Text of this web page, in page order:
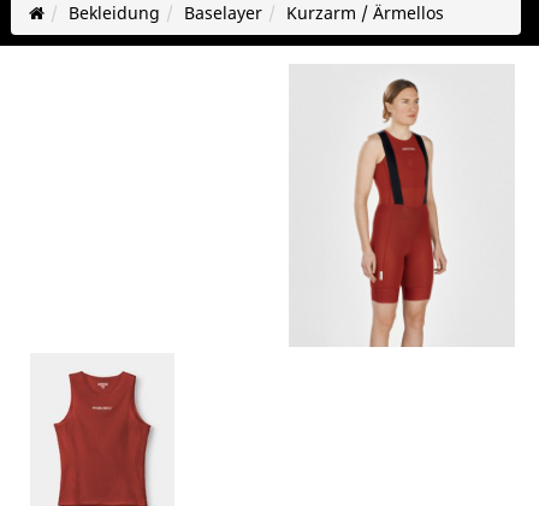
Bekleidung Baselayer Kurzarm / Ärmellos